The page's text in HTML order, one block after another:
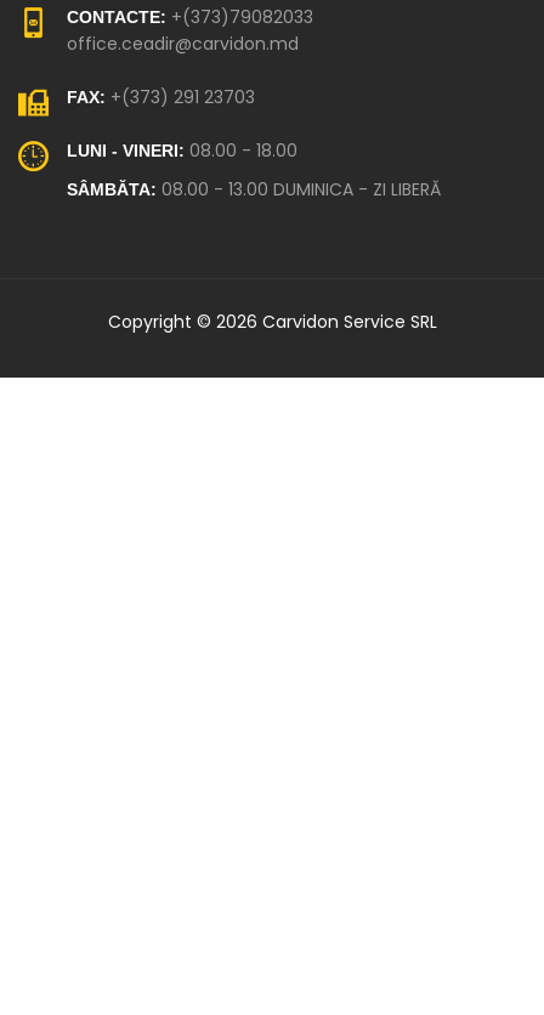
CONTACTE: +(373)79082033
office.ceadir@carvidon.md
FAX: +(373) 291 23703
LUNI - VINERI: 08.00 - 18.00
SÂMBĂTA: 08.00 - 13.00 DUMINICA - ZI LIBERĂ
Copyright © 2026 Carvidon Service SRL